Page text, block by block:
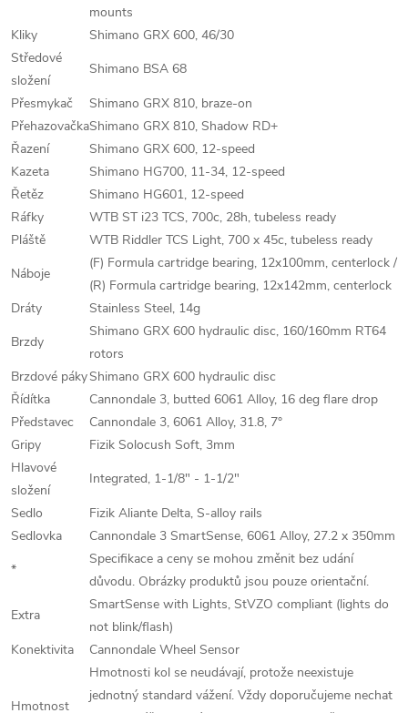
mounts
Kliky
Shimano GRX 600, 46/30
Středové
složení
Shimano BSA 68
Přesmykač
Shimano GRX 810, braze-on
PřehazovačkaShimano GRX 810, Shadow RD+
Řazení
Shimano GRX 600, 12-speed
Kazeta
Shimano HG700, 11-34, 12-speed
Řetěz
Shimano HG601, 12-speed
Ráfky
WTB ST i23 TCS, 700c, 28h, tubeless ready
Pláště
WTB Riddler TCS Light, 700 x 45c, tubeless ready
Náboje
(F) Formula cartridge bearing, 12x100mm, centerlock /
(R) Formula cartridge bearing, 12x142mm, centerlock
Dráty
Stainless Steel, 14g
Brzdy
Shimano GRX 600 hydraulic disc, 160/160mm RT64
rotors
Brzdové pákyShimano GRX 600 hydraulic disc
Řídítka
Cannondale 3, butted 6061 Alloy, 16 deg flare drop
Představec
Cannondale 3, 6061 Alloy, 31.8, 7°
Gripy
Fizik Solocush Soft, 3mm
Hlavové
složení
Integrated, 1-1/8" - 1-1/2"
Sedlo
Fizik Aliante Delta, S-alloy rails
Sedlovka
Cannondale 3 SmartSense, 6061 Alloy, 27.2 x 350mm
*
Specifikace a ceny se mohou změnit bez udání
důvodu. Obrázky produktů jsou pouze orientační.
Extra
SmartSense with Lights, StVZO compliant (lights do
not blink/flash)
Konektivita
Cannondale Wheel Sensor
Hmotnost
Hmotnosti kol se neudávají, protože neexistuje
jednotný standard vážení. Vždy doporučujeme nechat